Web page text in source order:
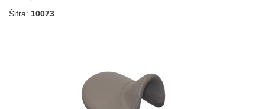
Šifra: 10073